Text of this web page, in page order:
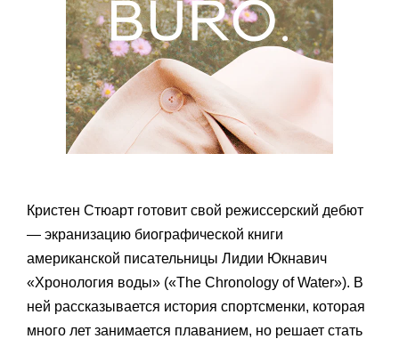
Кристен Стюарт готовит свой режиссерский дебют
— экранизацию биографической книги
американской писательницы Лидии Юкнавич
«Хронология воды» («The Chronology of Water»). В
ней рассказывается история спортсменки, которая
много лет занимается плаванием, но решает стать